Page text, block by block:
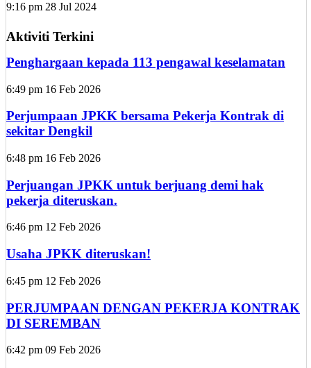
9:16 pm 28 Jul 2024
Aktiviti Terkini
Penghargaan kepada 113 pengawal keselamatan
6:49 pm 16 Feb 2026
Perjumpaan JPKK bersama Pekerja Kontrak di
sekitar Dengkil
6:48 pm 16 Feb 2026
Perjuangan JPKK untuk berjuang demi hak
pekerja diteruskan.
6:46 pm 12 Feb 2026
Usaha JPKK diteruskan!
6:45 pm 12 Feb 2026
PERJUMPAAN DENGAN PEKERJA KONTRAK
DI SEREMBAN
6:42 pm 09 Feb 2026